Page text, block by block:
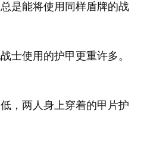
是能将使用同样盾牌的战
士使用的护甲更重许多。
，两人身上穿着的甲片护